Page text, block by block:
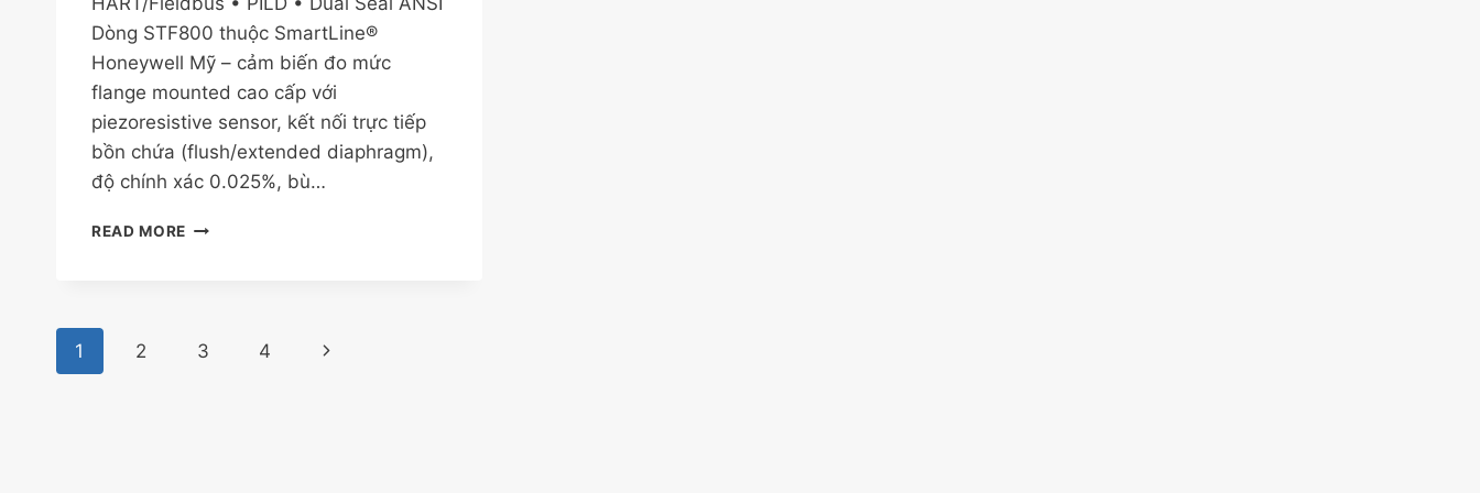
Dòng STF800 thuộc SmartLine®
Honeywell Mỹ – cảm biến đo mức
flange mounted cao cấp với
piezoresistive sensor, kết nối trực tiếp
bồn chứa (flush/extended diaphragm),
độ chính xác 0.025%, bù…
READ MORE HONEYWELL
LEVEL
Page
1 2 3 4
Next